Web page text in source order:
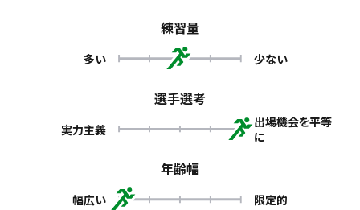
練習量
多い 少ない
選手選考
実力主義
出場機会を平等
に
年齢幅
幅広い 限定的